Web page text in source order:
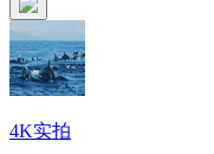
4K实拍